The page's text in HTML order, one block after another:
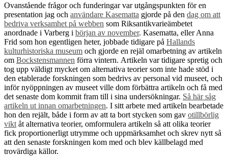
Ovanstående frågor och funderingar var utgångspunkten för en
presentation jag och användare Kasematta gjorde på den dag om att
bedriva verksamhet på webben som Riksantikvarieämbetet
anordnade i Varberg i början av november. Kasematta, eller Anna
Frid som hon egentligen heter, jobbade tidigare på Hallands
kulturhistoriska museum och gjorde en rejäl omarbetning av artikeln
om Bockstensmannen förra vintern. Artikeln var tidigare spretig och
tog upp väldigt mycket om alternativa teorier som inte hade stöd i
den etablerade forskningen som bedrivs av personal vid museet, och
inför nyöppningen av museet ville dom förbättra artikeln och få med
det senaste dom kommit fram till i sina undersökningar. Så här såg
artikeln ut innan omarbetningen. I sitt arbete med artikeln bearbetade
hon den rejält, både i form av att ta bort stycken som gav otillbörlig
vikt åt alternativa teorier, omformulera artikeln så att olika teorier
fick proportionerligt utrymme och uppmärksamhet och skrev nytt så
att den senaste forskningen kom med och blev källbelagd med
trovärdiga källor.